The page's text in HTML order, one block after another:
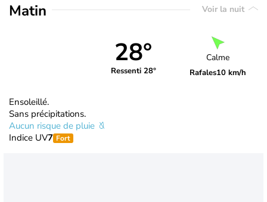
Matin Voir la nuit
28°
Ressenti 28°
Calme
Rafales10 km/h
Ensoleillé.
Sans précipitations.
Aucun risque de pluie
Indice UV7 Fort